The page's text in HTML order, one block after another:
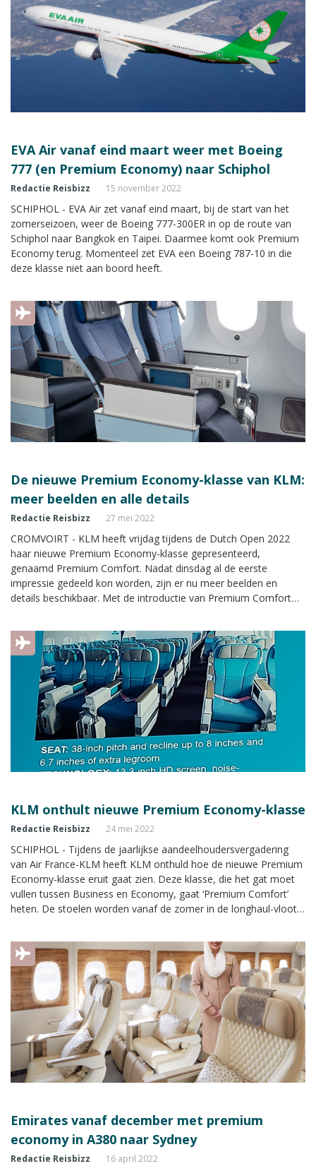
EVA Air vanaf eind maart weer met Boeing
777 (en Premium Economy) naar Schiphol
Redactie Reisbizz 15 november 2022
SCHIPHOL - EVA Air zet vanaf eind maart, bij de start van het
zomerseizoen, weer de Boeing 777-300ER in op de route van
Schiphol naar Bangkok en Taipei. Daarmee komt ook Premium
Economy terug. Momenteel zet EVA een Boeing 787-10 in die
deze klasse niet aan boord heeft.
De nieuwe Premium Economy-klasse van KLM:
meer beelden en alle details
Redactie Reisbizz 27 mei 2022
CROMVOIRT - KLM heeft vrijdag tijdens de Dutch Open 2022
haar nieuwe Premium Economy-klasse gepresenteerd,
genaamd Premium Comfort. Nadat dinsdag al de eerste
impressie gedeeld kon worden, zijn er nu meer beelden en
details beschikbaar. Met de introductie van Premium Comfort
luxere Business Class, voor reizigers die meer comfort willen
zonder duizenden euro’s te spenderen.
KLM onthult nieuwe Premium Economy-klasse
Redactie Reisbizz 24 mei 2022
SCHIPHOL - Tijdens de jaarlijkse aandeelhoudersvergadering
van Air France-KLM heeft KLM onthuld hoe de nieuwe Premium
Economy-klasse eruit gaat zien. Deze klasse, die het gat moet
vullen tussen Business en Economy, gaat ‘Premium Comfort’
heten. De stoelen worden vanaf de zomer in de longhaul-vloot
Emirates vanaf december met premium
economy in A380 naar Sydney
Redactie Reisbizz 16 april 2022